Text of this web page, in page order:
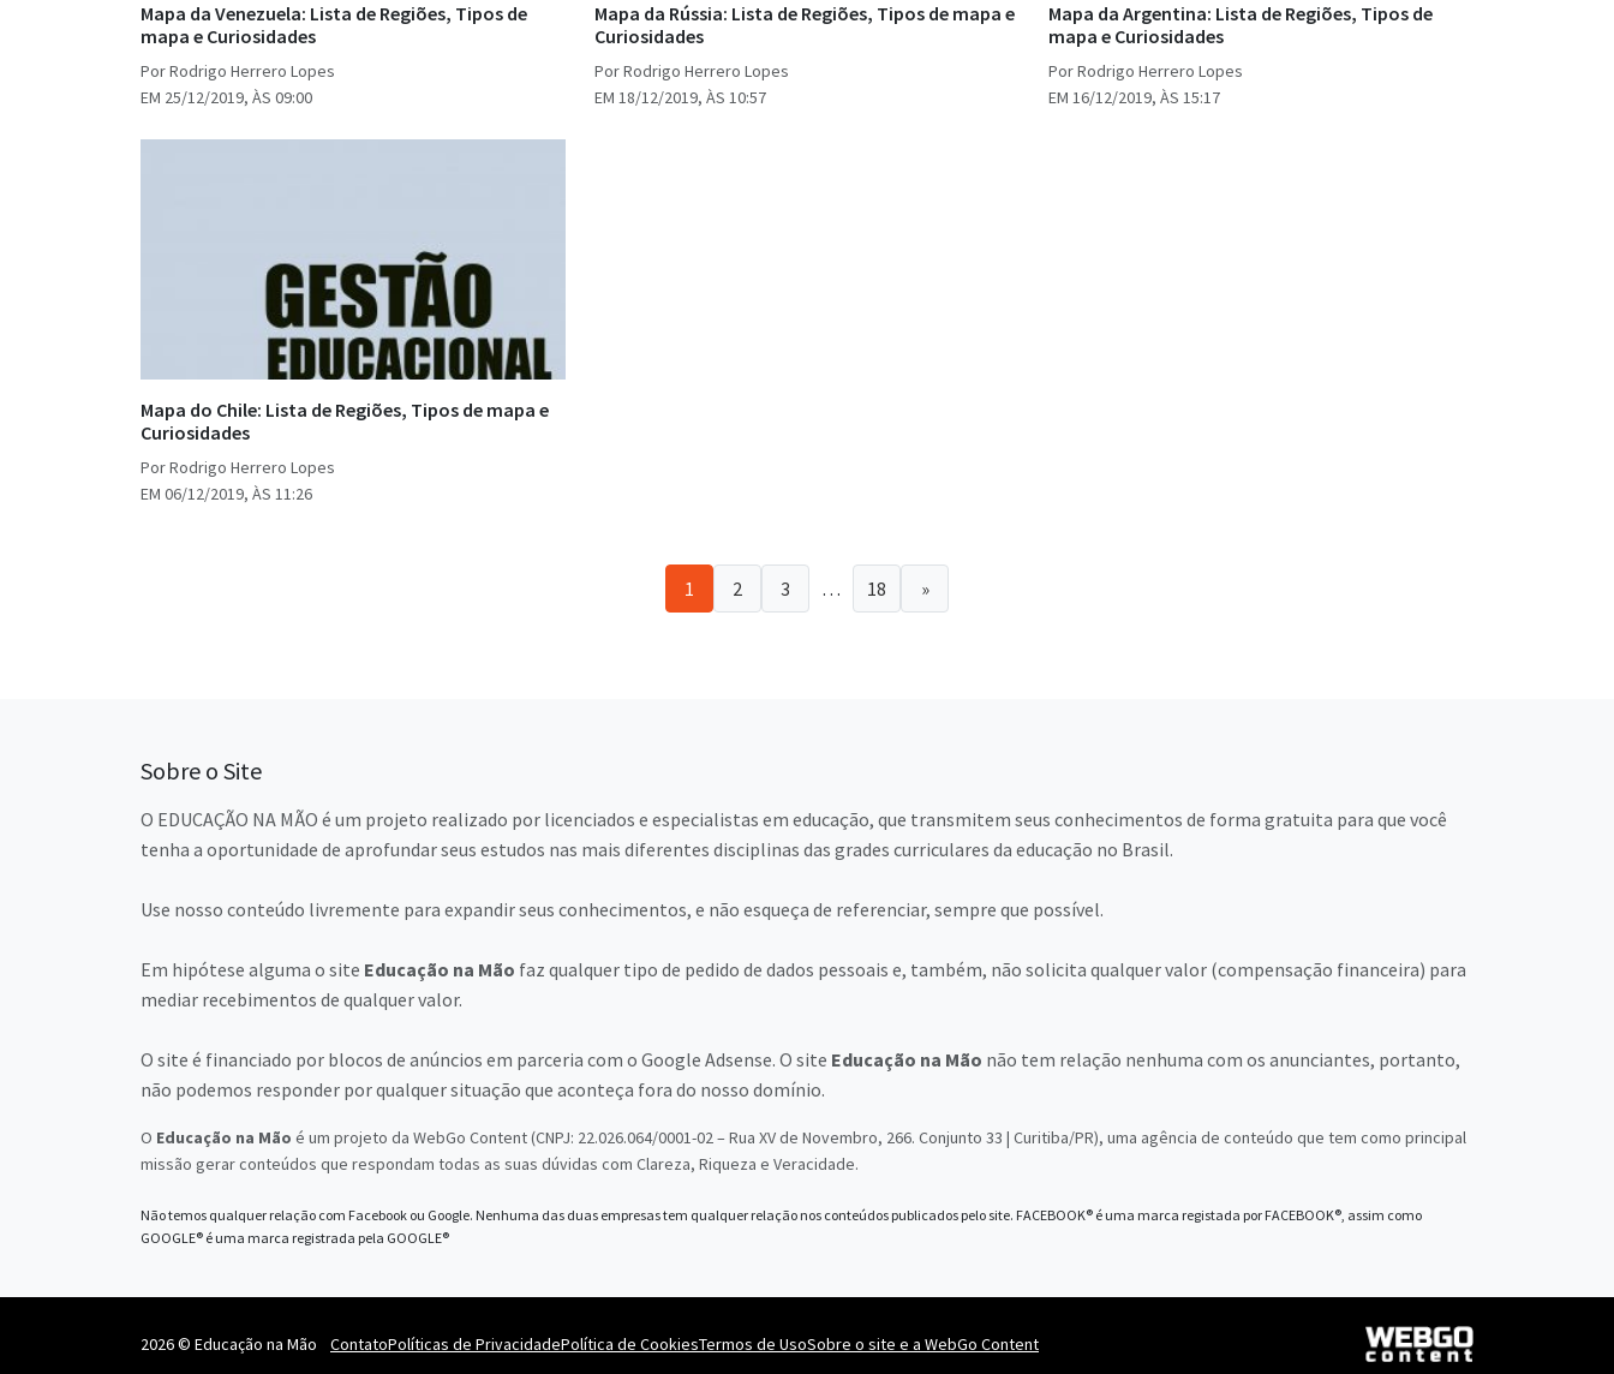
Mapa da Venezuela: Lista de Regiões, Tipos de
mapa e Curiosidades
Por Rodrigo Herrero Lopes
EM 25/12/2019, ÀS 09:00
Mapa da Rússia: Lista de Regiões, Tipos de mapa e
Curiosidades
Por Rodrigo Herrero Lopes
EM 18/12/2019, ÀS 10:57
Mapa da Argentina: Lista de Regiões, Tipos de
mapa e Curiosidades
Por Rodrigo Herrero Lopes
EM 16/12/2019, ÀS 15:17
Mapa do Chile: Lista de Regiões, Tipos de mapa e
Curiosidades
Por Rodrigo Herrero Lopes
EM 06/12/2019, ÀS 11:26
1 2 3 … 18 »
Sobre o Site
O EDUCAÇÃO NA MÃO é um projeto realizado por licenciados e especialistas em educação, que transmitem seus conhecimentos de forma gratuita para que você
tenha a oportunidade de aprofundar seus estudos nas mais diferentes disciplinas das grades curriculares da educação no Brasil.
Use nosso conteúdo livremente para expandir seus conhecimentos, e não esqueça de referenciar, sempre que possível.
Em hipótese alguma o site Educação na Mão faz qualquer tipo de pedido de dados pessoais e, também, não solicita qualquer valor (compensação financeira) para
mediar recebimentos de qualquer valor.
O site é financiado por blocos de anúncios em parceria com o Google Adsense. O site Educação na Mão não tem relação nenhuma com os anunciantes, portanto,
não podemos responder por qualquer situação que aconteça fora do nosso domínio.
O Educação na Mão é um projeto da WebGo Content (CNPJ: 22.026.064/0001-02 – Rua XV de Novembro, 266. Conjunto 33 | Curitiba/PR), uma agência de conteúdo que tem como principal
missão gerar conteúdos que respondam todas as suas dúvidas com Clareza, Riqueza e Veracidade.
Não temos qualquer relação com Facebook ou Google. Nenhuma das duas empresas tem qualquer relação nos conteúdos publicados pelo site. FACEBOOK® é uma marca registada por FACEBOOK®, assim como
GOOGLE® é uma marca registrada pela GOOGLE®
2026 © Educação na Mão ContatoPolíticas de PrivacidadePolítica de CookiesTermos de UsoSobre o site e a WebGo Content